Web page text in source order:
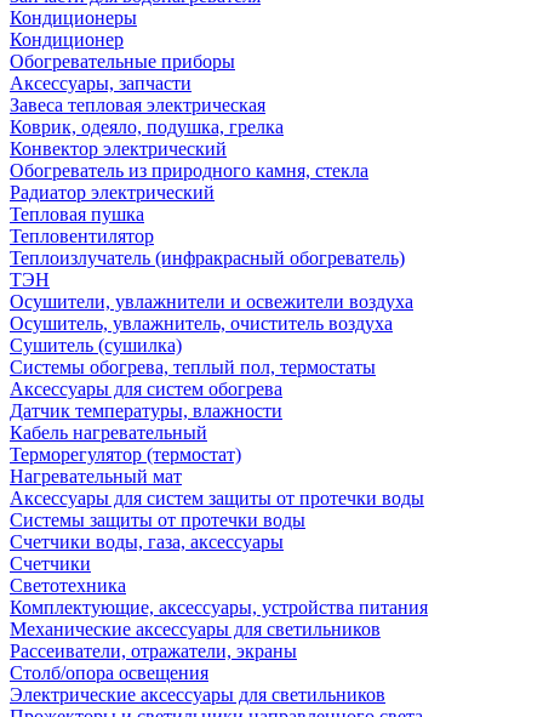
Кондиционеры
Кондиционер
Обогревательные приборы
Аксессуары, запчасти
Завеса тепловая электрическая
Коврик, одеяло, подушка, грелка
Конвектор электрический
Обогреватель из природного камня, стекла
Радиатор электрический
Тепловая пушка
Тепловентилятор
Теплоизлучатель (инфракрасный обогреватель)
ТЭН
Осушители, увлажнители и освежители воздуха
Осушитель, увлажнитель, очиститель воздуха
Сушитель (сушилка)
Системы обогрева, теплый пол, термостаты
Аксессуары для систем обогрева
Датчик температуры, влажности
Кабель нагревательный
Терморегулятор (термостат)
Нагревательный мат
Аксессуары для систем защиты от протечки воды
Системы защиты от протечки воды
Счетчики воды, газа, аксессуары
Счетчики
Светотехника
Комплектующие, аксессуары, устройства питания
Механические аксессуары для светильников
Рассеиватели, отражатели, экраны
Столб/опора освещения
Электрические аксессуары для светильников